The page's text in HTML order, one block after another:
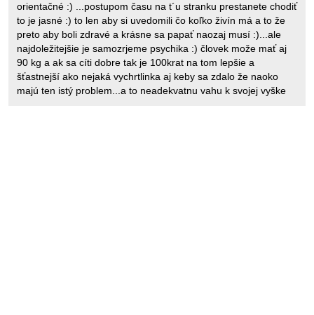
orientačné :) ...postupom času na t´u stranku prestanete chodiť
to je jasné :) to len aby si uvedomili čo koľko živín má a to že
preto aby boli zdravé a krásne sa papať naozaj musí :)...ale
najdoležitejšie je samozrjeme psychika :) človek može mať aj
90 kg a ak sa cíti dobre tak je 100krat na tom lepšie a
šťastnejší ako nejaká vychrtlinka aj keby sa zdalo že naoko
majú ten istý problem...a to neadekvatnu vahu k svojej vyške